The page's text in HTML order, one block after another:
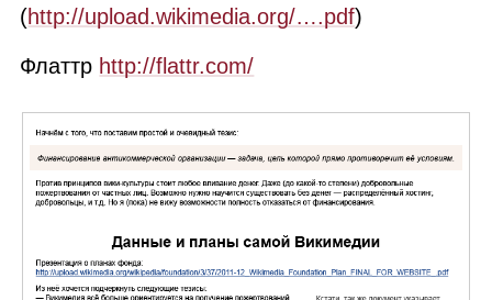
(http://upload.wikimedia.org/….pdf)
Флаттр http://flattr.com/